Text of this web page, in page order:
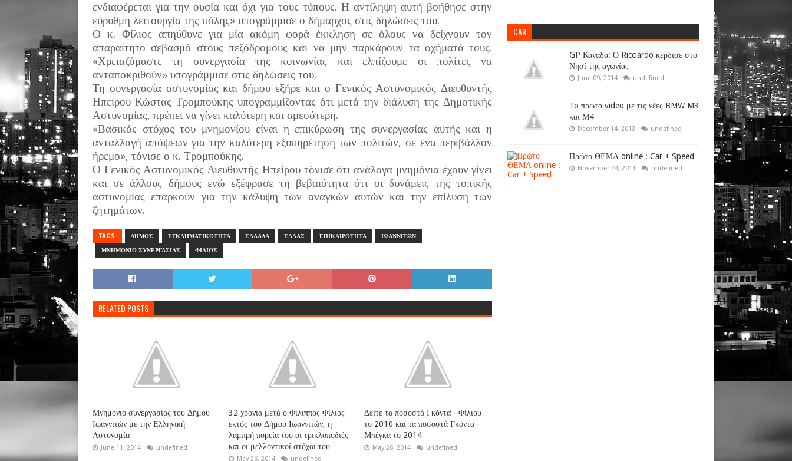
ενδιαφέρεται για την ουσία και όχι για τους τύπους. Η αντίληψη αυτή βοήθησε στην
εύρυθμη λειτουργία της πόλης» υπογράμμισε ο δήμαρχος στις δηλώσεις του.
Ο κ. Φίλιος απηύθυνε για μία ακόμη φορά έκκληση σε όλους να δείχνουν τον
απαραίτητο σεβασμό στους πεζόδρομους και να μην παρκάρουν τα οχήματά τους.
«Χρειαζόμαστε τη συνεργασία της κοινωνίας και ελπίζουμε οι πολίτες να
ανταποκριθούν» υπογράμμισε στις δηλώσεις του.
Τη συνεργασία αστυνομίας και δήμου εξήρε και ο Γενικός Αστυνομικός Διευθυντής
Ηπείρου Κώστας Τρομπούκης υπογραμμίζοντας ότι μετά την διάλυση της Δημοτικής
Αστυνομίας, πρέπει να γίνει καλύτερη και αμεσότερη.
«Βασικός στόχος του μνημονίου είναι η επικύρωση της συνεργασίας αυτής και η
ανταλλαγή απόψεων για την καλύτερη εξυπηρέτηση των πολιτών, σε ένα περιβάλλον
ήρεμο», τόνισε ο κ. Τρομπούκης.
Ο Γενικός Αστυνομικός Διευθυντής Ηπείρου τόνισε ότι ανάλογα μνημόνια έχουν γίνει
και σε άλλους δήμους ενώ εξέφρασε τη βεβαιότητα ότι οι δυνάμεις της τοπικής
αστυνομίας επαρκούν για την κάλυψη των αναγκών αυτών και την επίλυση των
ζητημάτων.
TAGS: ΔΗΜΟΣ ΕΓΚΛΗΜΑΤΙΚΟΤΗΤΑ ΕΛΛΑΔΑ ΕΛΛΑΣ ΕΠΙΚΑΙΡΟΤΗΤΑ ΙΩΑΝΝΙΤΩΝ
ΜΝΗΜΟΝΙΟ ΣΥΝΕΡΓΑΣΙΑΣ ΦΙΛΙΟΣ
RELATED POSTS
Μνημόνιο συνεργασίας του Δήμου
Ιωαννιτών με την Ελληνική
Αστυνομία
June 11, 2014 undefined
32 χρόνια μετά ο Φίλιππος Φίλιος
εκτός του Δήμου Ιωαννιτών, η
λαμπρή πορεία του οι τρικλοποδιές
και οι μελλοντικοί στόχοι του
May 26, 2014 undefined
Δείτε τα ποσοστά Γκόντα - Φίλιου
το 2010 και τα ποσοστά Γκόντα -
Μπέγκα το 2014
May 26, 2014 undefined
CAR
GP Καναδά: Ο Ricciardo κέρδισε στο
Νησί της αγωνίας
June 09, 2014 undefined
To πρώτο video με τις νέες BMW M3
και Μ4
December 14, 2013 undefined
Πρώτο ΘΕΜΑ online : Car + Speed
November 24, 2011 undefined